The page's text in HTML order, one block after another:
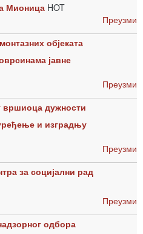
Мионица HOT
Преузми
објеката
јавне
Преузми
дужности
и изградњу
Преузми
за социјални рад
Преузми
одбора